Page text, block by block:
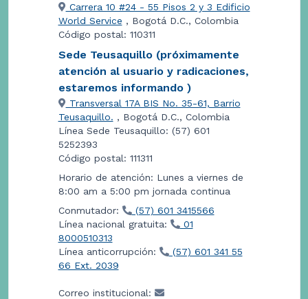
Carrera 10 #24 - 55 Pisos 2 y 3 Edificio
World Service , Bogotá D.C., Colombia
Código postal: 110311
Sede Teusaquillo (próximamente
atención al usuario y radicaciones,
estaremos informando )
Transversal 17A BIS No. 35-61, Barrio
Teusaquillo. , Bogotá D.C., Colombia
Línea Sede Teusaquillo: (57) 601
5252393
Código postal: 111311
Horario de atención: Lunes a viernes de
8:00 am a 5:00 pm jornada continua
Conmutador:
(57) 601 3415566
Línea nacional gratuita:
01
8000510313
Línea anticorrupción:
(57) 601 341 55
66 Ext. 2039
Correo institucional: